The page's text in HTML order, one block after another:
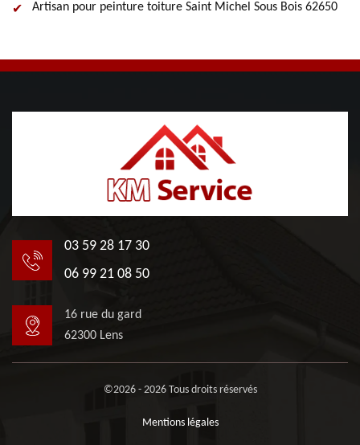
Artisan pour peinture toiture Saint Michel Sous Bois 62650
03 59 28 17 30
06 99 21 08 50
16 rue du gard
62300 Lens
©2026 - 2026 Tous droits réservés
Mentions légales